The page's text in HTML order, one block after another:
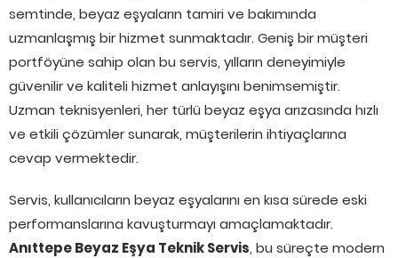
semtinde, beyaz eşyaların tamiri ve bakımında
uzmanlaşmış bir hizmet sunmaktadır. Geniş bir müşteri
portföyüne sahip olan bu servis, yılların deneyimiyle
güvenilir ve kaliteli hizmet anlayışını benimsemiştir.
Uzman teknisyenleri, her türlü beyaz eşya arızasında hızlı
ve etkili çözümler sunarak, müşterilerin ihtiyaçlarına
cevap vermektedir.
Servis, kullanıcıların beyaz eşyalarını en kısa sürede eski
performanslarına kavuşturmayı amaçlamaktadır.
Anıttepe Beyaz Eşya Teknik Servis, bu süreçte modern